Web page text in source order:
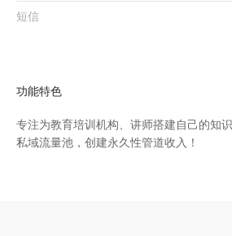
短信
功能特色
专注为教育培训机构、讲师搭建自己的知
私域流量池，创建永久性管道收入！